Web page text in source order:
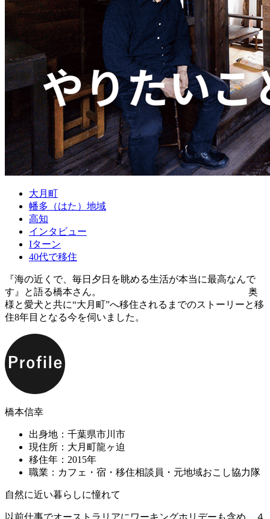
大月町
幡多（はた）地域
高知
インタビュー
Iターン
40代で移住
『海の近くで、毎日夕日を眺める生活が本当に最高なんで
す』と語る橋本さん。 奥
様と愛犬と共に“大月町”へ移住されるまでのストーリーと移
住8年目となる今を伺いました。
橋本信幸
出身地：千葉県市川市
現住所：大月町龍ヶ迫
移住年：2015年
職業：カフェ・宿・移住相談員・元地域おこし協力隊
自然に近い暮らしに憧れて
以前仕事でオーストラリアにワーキングホリデーも含め、４